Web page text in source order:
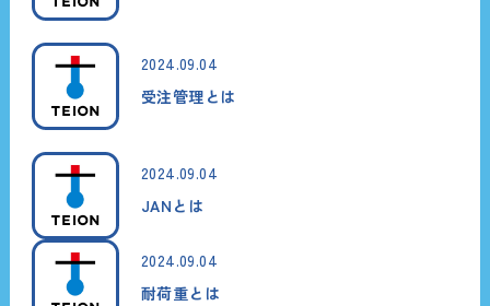
2024.09.04
受注管理とは
2024.09.04
JANとは
2024.09.04
耐荷重とは